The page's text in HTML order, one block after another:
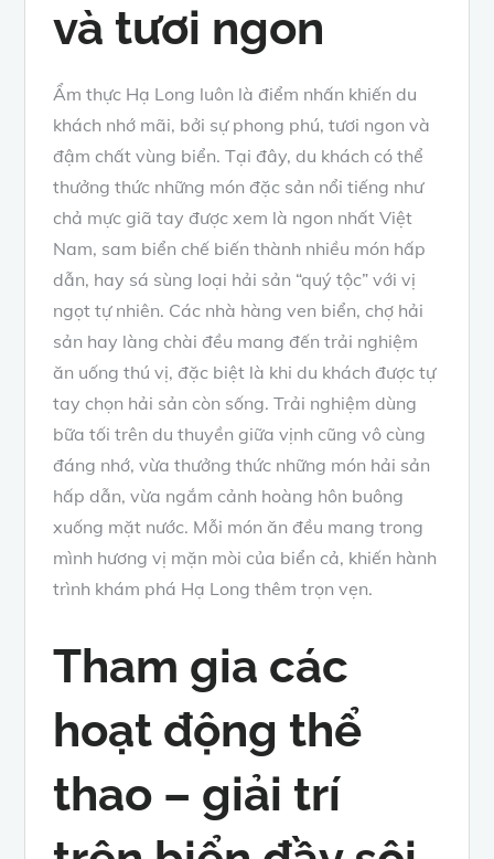
và tươi ngon
Ẩm thực Hạ Long luôn là điểm nhấn khiến du
khách nhớ mãi, bởi sự phong phú, tươi ngon và
đậm chất vùng biển. Tại đây, du khách có thể
thưởng thức những món đặc sản nổi tiếng như
chả mực giã tay được xem là ngon nhất Việt
Nam, sam biển chế biến thành nhiều món hấp
dẫn, hay sá sùng loại hải sản “quý tộc” với vị
ngọt tự nhiên. Các nhà hàng ven biển, chợ hải
sản hay làng chài đều mang đến trải nghiệm
ăn uống thú vị, đặc biệt là khi du khách được tự
tay chọn hải sản còn sống. Trải nghiệm dùng
bữa tối trên du thuyền giữa vịnh cũng vô cùng
đáng nhớ, vừa thưởng thức những món hải sản
hấp dẫn, vừa ngắm cảnh hoàng hôn buông
xuống mặt nước. Mỗi món ăn đều mang trong
mình hương vị mặn mòi của biển cả, khiến hành
trình khám phá Hạ Long thêm trọn vẹn.
Tham gia các
hoạt động thể
thao – giải trí